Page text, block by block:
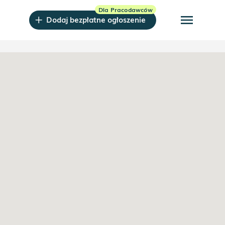
Dodaj bezpłatne ogłoszenie menu